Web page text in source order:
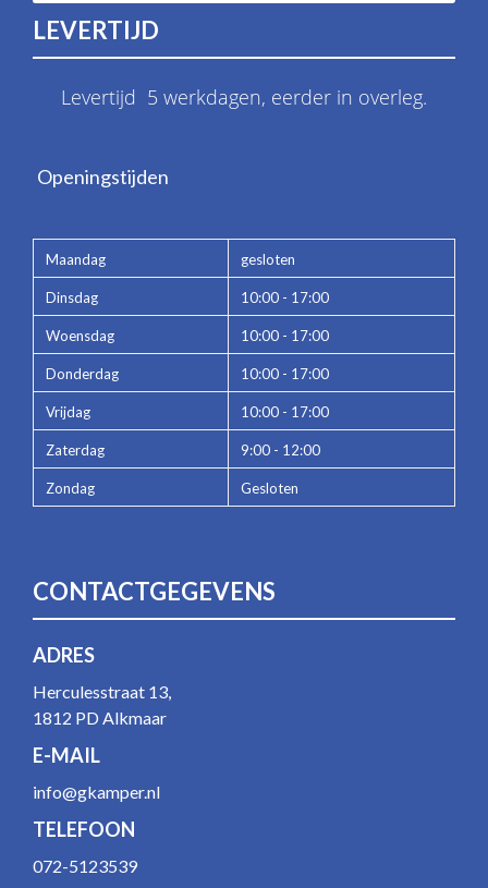
LEVERTIJD
Levertijd 5 werkdagen, eerder in overleg.
Openingstijden
Maandag gesloten
Dinsdag 10:00 - 17:00
Woensdag 10:00 - 17:00
Donderdag 10:00 - 17:00
Vrijdag 10:00 - 17:00
Zaterdag 9:00 - 12:00
Zondag Gesloten
CONTACTGEGEVENS
ADRES
Herculesstraat 13,
1812 PD Alkmaar
E-MAIL
info@gkamper.nl
TELEFOON
072-5123539